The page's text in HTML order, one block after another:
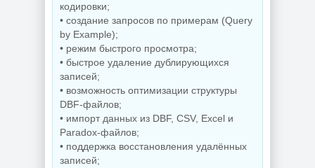
кодировки;
• создание запросов по примерам (Query
by Example);
• режим быстрого просмотра;
• быстрое удаление дублирующихся
записей;
• возможность оптимизации структуры
DBF-файлов;
• импорт данных из DBF, CSV, Excel и
Paradox-файлов;
• поддержка восстановления удалённых
записей;